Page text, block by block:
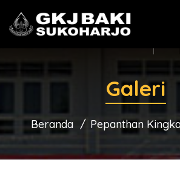
(0271) 625546
Galeri
Beranda Pepanthan